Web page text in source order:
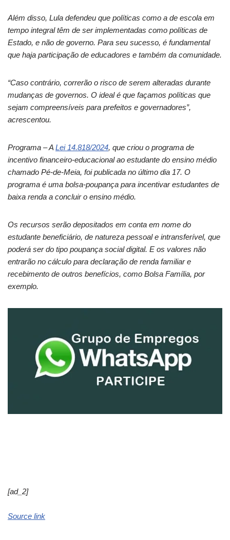
Além disso, Lula defendeu que políticas como a de escola em
tempo integral têm de ser implementadas como políticas de
Estado, e não de governo. Para seu sucesso, é fundamental
que haja participação de educadores e também da comunidade.
“Caso contrário, correrão o risco de serem alteradas durante
mudanças de governos. O ideal é que façamos políticas que
sejam compreensíveis para prefeitos e governadores”,
acrescentou.
Programa – A Lei 14.818/2024, que criou o programa de
incentivo financeiro-educacional ao estudante do ensino médio
chamado Pé-de-Meia, foi publicada no último dia 17. O
programa é uma bolsa-poupança para incentivar estudantes de
baixa renda a concluir o ensino médio.
Os recursos serão depositados em conta em nome do
estudante beneficiário, de natureza pessoal e intransferível, que
poderá ser do tipo poupança social digital. E os valores não
entrarão no cálculo para declaração de renda familiar e
recebimento de outros benefícios, como Bolsa Família, por
exemplo.
[ad_2]
Source link